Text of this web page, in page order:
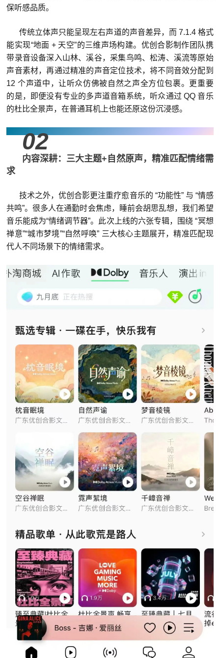
保听感品质。
传统立体声只能呈现左右声道的声音差异，而 7.1.4 格式
能实现“地面 + 天空”的三维声场构建。优创合影制作团队携
带录音设备深入山林、溪谷，采集鸟鸣、松涛、溪流等原始
声音素材，再通过精准的声音定位技术，将不同音效分配到
12 个声道中，让听众仿佛被自然之声全方位包裹。更重要
的是，即便没有专业的多声道音箱系统，听众通过 QQ 音乐
的杜比全景声，在普通耳机上也能还原这份沉浸感。
02
内容深耕：三大主题+自然原声，精准匹配情绪需
求
技术之外，优创合影更注重疗愈音乐的 “功能性” 与 “情感
共鸣”。很多人在通勤时会焦虑，睡前会胡思乱想，我们希望
音乐能成为“情绪调节器”。 此次上线的六张专辑，围绕 “冥想
禅意”“城市梦境”“自然呼唤” 三大核心主题展开，精准匹配现
代人不同场景下的情绪需求。